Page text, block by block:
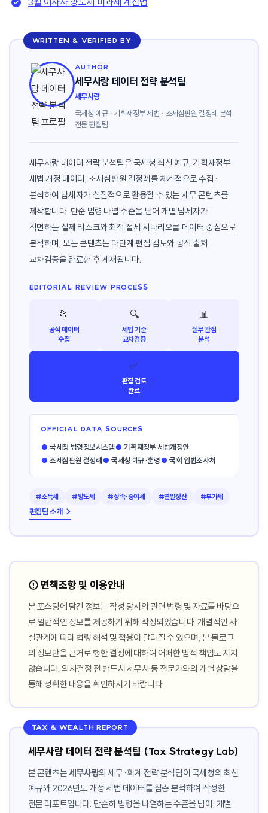
WRITTEN & VERIFIED BY
AUTHOR
세무사랑 데이터 전략 분석팀
세무사랑
국세청 예규 · 기획재정부 세법 · 조세심판원 결정례 분석
전문 편집팀
세무사랑 데이터 전략 분석팀은 국세청 최신 예규, 기획재정부
세법 개정 데이터, 조세심판원 결정례를 체계적으로 수집·
분석하여 납세자가 실질적으로 활용할 수 있는 세무 콘텐츠를
제작합니다. 단순 법령 나열 수준을 넘어 개별 납세자가
직면하는 실제 리스크와 최적 절세 시나리오를 데이터 중심으로
분석하며, 모든 콘텐츠는 다단계 편집 검토와 공식 출처
교차검증을 완료한 후 게재됩니다.
EDITORIAL REVIEW PROCESS
📂
공식 데이터
수집
🔍
세법 기준
교차검증
📊
실무 관점
분석
✅
편집 검토
완료
OFFICIAL DATA SOURCES
● 국세청 법령정보시스템● 기획재정부 세법개정안
● 조세심판원 결정례 ● 국세청 예규·훈령● 국회 입법조사처
#소득세 #양도세 #상속·증여세 #연말정산 #부가세
편집팀 소개 →
⚠️ 면책조항 및 이용안내
본 포스팅에 담긴 정보는 작성 당시의 관련 법령 및 자료를 바탕으
로 일반적인 정보를 제공하기 위해 작성되었습니다. 개별적인 사
실관계에 따라 법령 해석 및 적용이 달라질 수 있으며, 본 블로그
의 정보만을 근거로 행한 결정에 대하여 어떠한 법적 책임도 지지
않습니다. 의사결정 전 반드시 세무사 등 전문가와의 개별 상담을
통해 정확한 내용을 확인하시기 바랍니다.
TAX & WEALTH REPORT
세무사랑 데이터 전략 분석팀 (Tax Strategy Lab)
본 콘텐츠는세무사랑의 세무·회계 전략 분석팀이 국세청의 최신
예규와 2026년도 개정 세법 데이터를 심층 분석하여 작성한
전문 리포트입니다. 단순히 법령을 나열하는 수준을 넘어, 개별